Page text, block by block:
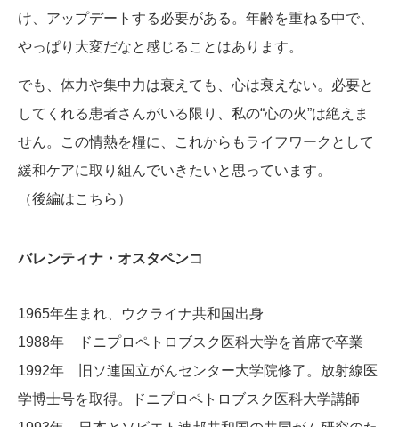
け、アップデートする必要がある。年齢を重ねる中で、
やっぱり大変だなと感じることはあります。
でも、体力や集中力は衰えても、心は衰えない。必要と
してくれる患者さんがいる限り、私の“心の火”は絶えま
せん。この情熱を糧に、これからもライフワークとして
緩和ケアに取り組んでいきたいと思っています。
（後編はこちら ）
バレンティナ・オスタペンコ
1965年生まれ、ウクライナ共和国出身
1988年 ドニプロペトロブスク医科大学を首席で卒業
1992年 旧ソ連国立がんセンター大学院修了。放射線医
学博士号を取得。ドニプロペトロブスク医科大学講師